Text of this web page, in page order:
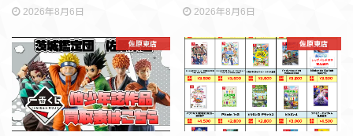
2026年8月6日 2026年8月6日
佐原東店 佐原東店